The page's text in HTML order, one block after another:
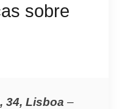
sobre
34, Lisboa –